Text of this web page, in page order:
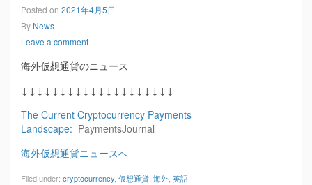
Posted on 2021年4月5日
By News
Leave a comment
海外仮想通貨のニュース
↓↓↓↓↓↓↓↓↓↓↓↓↓↓↓↓↓↓↓↓
The Current Cryptocurrency Payments
Landscape: PaymentsJournal
海外仮想通貨ニュースへ
Filed under: cryptocurrency 仮想通貨 海外 英語